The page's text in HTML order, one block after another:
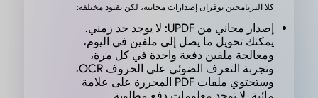
كلا البرنامجين يوفران إصدارات مجانية، لكن بقيود مختلفة:
إصدار مجاني من UPDF: لا يوجد حد زمني.
يمكنك تحويل ما يصل إلى ملفين في اليوم،
ومعالجة ملفين دفعة واحدة في كل مرة،
وتجربة التعرف الضوئي على الحروف OCR،
وستحتوي ملفات PDF المحررة على علامة